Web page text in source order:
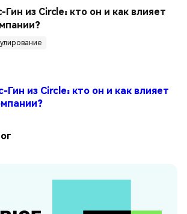
из Circle: кто он и как влияет
из Circle: кто он и как влияет